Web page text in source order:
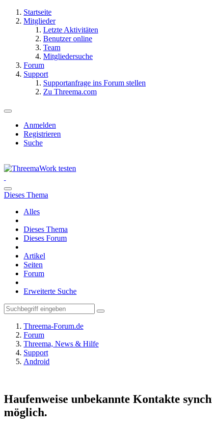
Startseite
Mitglieder
Letzte Aktivitäten
Benutzer online
Team
Mitgliedersuche
Forum
Support
Supportanfrage ins Forum stellen
Zu Threema.com
Anmelden
Registrieren
Suche
Dieses Thema
Alles
Dieses Thema
Dieses Forum
Artikel
Seiten
Forum
Erweiterte Suche
Threema-Forum.de
Forum
Threema, News & Hilfe
Support
Android
Haufenweise unbekannte Kontakte
möglich.